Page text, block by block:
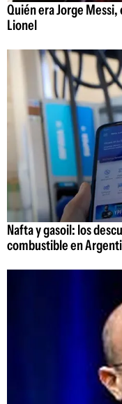
Quién era Jorge
Lionel
Nafta y gasoil: los
combustible en